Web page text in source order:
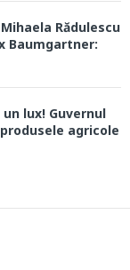
Rădulescu
Baumgartner:
lux! Guvernul
agricole